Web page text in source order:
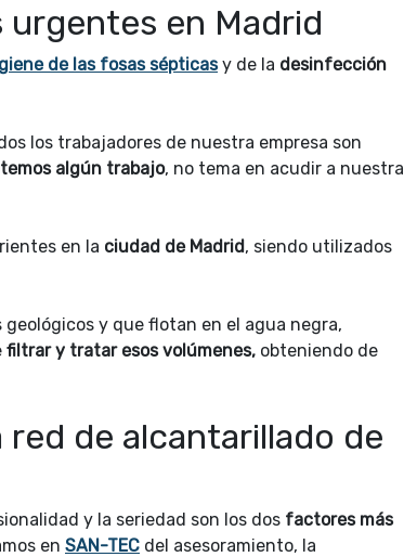
en Madrid
de las fosas sépticasy de la desinfección
los trabajadores de nuestra empresa son
algún trabajo, no tema en acudir a nuestra
en la ciudad de Madrid, siendo utilizados
y que flotan en el agua negra,
filtrar y tratar esos volúmenes, obteniendo de
de alcantarillado de
y la seriedad son los dos factores más
en SAN-TEC del asesoramiento, la